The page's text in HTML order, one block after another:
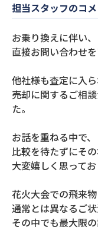
担当スタッフのコ
お乗り換えに伴い、
直接お問い合わせ
他社様も査定に入ら
売却に関するご相
た。
お話を重ねる中で、
比較を待たずにそ
大変嬉しく思ってお
花火大会での飛来
通常とは異なるご
その中でも最大限の